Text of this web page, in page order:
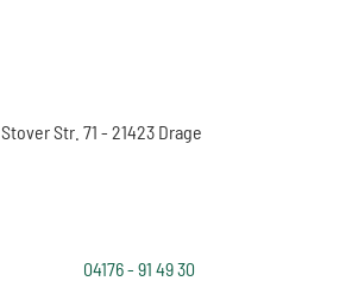
Stover Str. 71 - 21423 Drage
04176 - 91 49 30